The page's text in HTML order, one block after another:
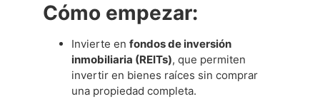
Cómo empezar:
Invierte en fondos de inversión
inmobiliaria (REITs), que permiten
invertir en bienes raíces sin comprar
una propiedad completa.